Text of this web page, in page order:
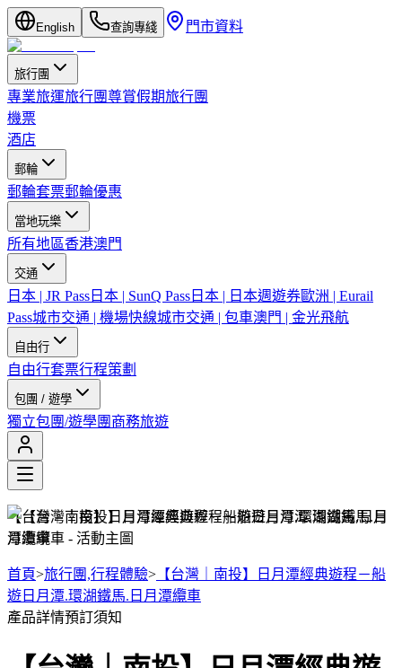
English 查詢專綫 門市資料
旅行團
專業旅運旅行團尊賞假期旅行團
機票
酒店
郵輪
郵輪套票郵輪優惠
當地玩樂
所有地區香港澳門
交通
日本 | JR Pass 日本 | SunQ Pass 日本 | 日本週遊券歐洲 | Eurail
Pass城市交通 | 機場快線城市交通 | 包車澳門 | 金光飛航
自由行
自由行套票行程策劃
包團 / 遊學
獨立包團/遊學團 商務旅遊
【台灣｜南投】日月潭經典遊程－船遊日月潭.環湖鐵馬.日月
潭纜車
首頁>旅行團,行程體驗> 【台灣｜南投】日月潭經典遊程－船
遊日月潭.環湖鐵馬.日月潭纜車
產品詳情預訂須知